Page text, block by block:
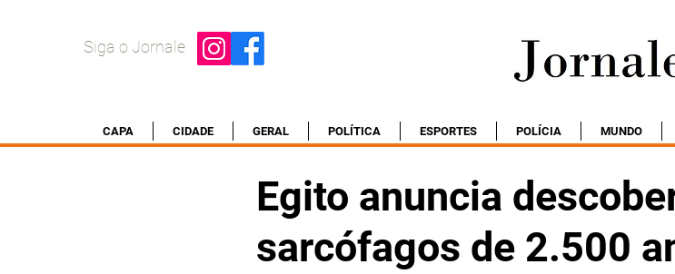
Siga o Jornale
CAPA CIDADE GERAL POLÍTICA ESPORTES POLÍCIA MUNDO
Egito anuncia
sarcófagos de 2.500